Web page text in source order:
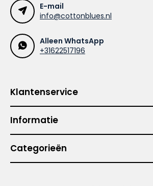
E-mail
info@cottonblues.nl
Alleen WhatsApp
+31622517196
Klantenservice
Informatie
Categorieën